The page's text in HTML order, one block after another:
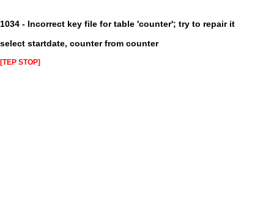
1034 - Incorrect key file for table 'counter'; try to repair it
select startdate, counter from counter
[TEP STOP]